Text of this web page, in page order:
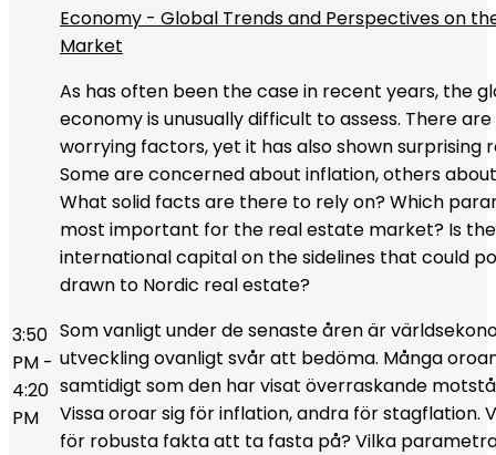
3:50
PM -
4:20
PM
Economy - Global Trends and Perspectives on
Market
As has often been the case in recent years, the
economy is unusually difficult to assess. There
worrying factors, yet it has also shown surprising
Some are concerned about inflation, others
What solid facts are there to rely on? Which
most important for the real estate market? Is
international capital on the sidelines that could
drawn to Nordic real estate?
Som vanligt under de senaste åren är
utveckling ovanligt svår att bedöma. Många
samtidigt som den har visat överraskande
Vissa oroar sig för inflation, andra för stagflation.
för robusta fakta att ta fasta på? Vilka